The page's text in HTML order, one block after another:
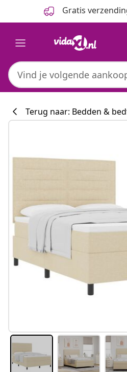
Gratis
Terug naar: Bedden &